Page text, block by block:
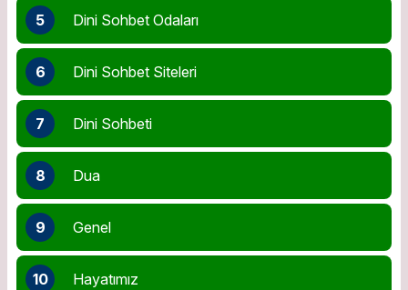
5 Dini Sohbet Odaları
6 Dini Sohbet Siteleri
7 Dini Sohbeti
8 Dua
9 Genel
10 Hayatımız